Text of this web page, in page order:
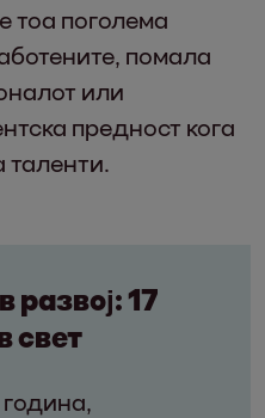
тоа поголема
помала
или
предност кога
таленти.
17
свет